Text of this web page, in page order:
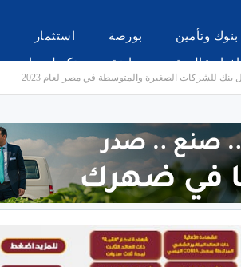
بنوك وتأمين بورصة استثمار
اخبار عالمية رياضة تكنولوجيا